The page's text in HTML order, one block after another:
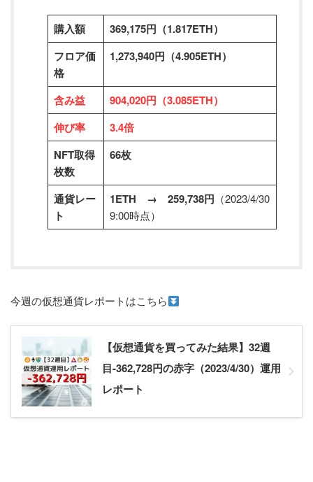
購入額
369,175円（1.817ETH）
フロア価
格
1,273,940円（4.905ETH）
含み益
904,020円（3.085ETH）
伸び率
3.4倍
NFT取得
枚数
66枚
通貨レー
ト
1ETH → 259,738円 （2023/4/30
9:00時点）
今週の仮想通貨レポートはこちら
【仮想通貨を買ってみた結果】32週
目-362,728円の赤字（2023/4/30）運用
レポート